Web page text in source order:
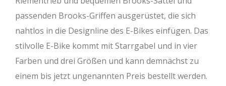
passenden Brooks-Griffen ausgerüstet, die sich
nahtlos in die Designline des E-Bikes einfügen. Das
stilvolle E-Bike kommt mit Starrgabel und in vier
Farben und drei Größen und kann demnächst zu
einem bis jetzt ungenannten Preis bestellt werden.